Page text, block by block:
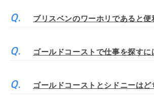
ブリスベンのワーホリであると便
ゴールドコーストで仕事を探すに
ゴールドコーストとシドニーはど